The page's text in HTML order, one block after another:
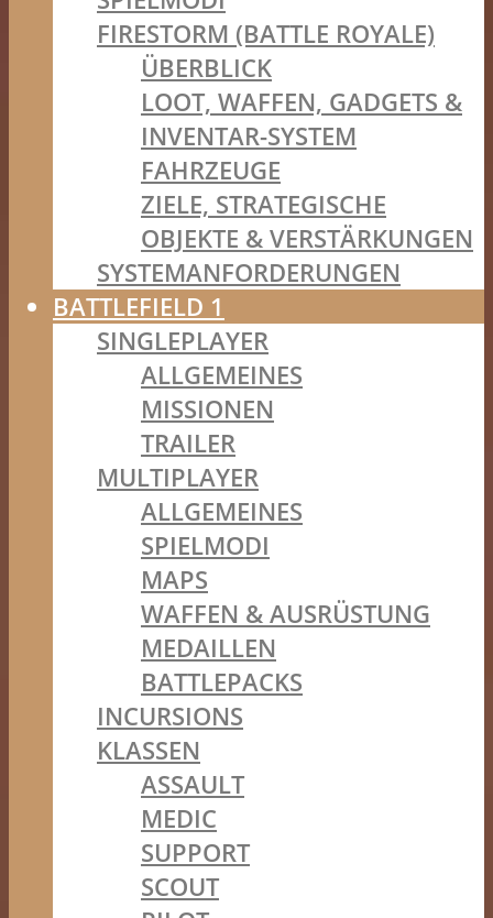
FIRESTORM (BATTLE ROYALE)
ÜBERBLICK
LOOT, WAFFEN, GADGETS &
INVENTAR-SYSTEM
FAHRZEUGE
ZIELE, STRATEGISCHE
OBJEKTE & VERSTÄRKUNGEN
SYSTEMANFORDERUNGEN
BATTLEFIELD 1
SINGLEPLAYER
ALLGEMEINES
MISSIONEN
TRAILER
MULTIPLAYER
ALLGEMEINES
SPIELMODI
MAPS
WAFFEN & AUSRÜSTUNG
MEDAILLEN
BATTLEPACKS
INCURSIONS
KLASSEN
ASSAULT
MEDIC
SUPPORT
SCOUT